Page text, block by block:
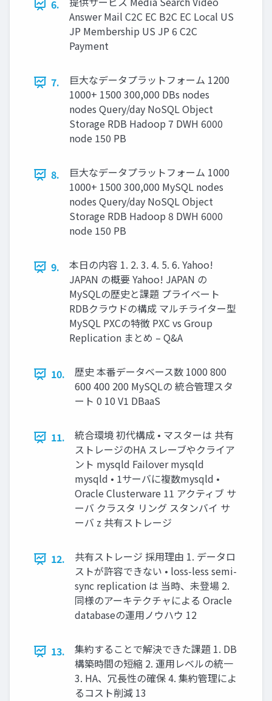
6.
Answer Mail C2C EC B2C EC Local US
JP Membership US JP 6 C2C
Payment
7.
巨大なデータプラットフォーム 1200
1000+ 1500 300,000 DBs nodes
nodes Query/day NoSQL Object
Storage RDB Hadoop 7 DWH 6000
node 150 PB
8.
巨大なデータプラットフォーム 1000
1000+ 1500 300,000 MySQL nodes
nodes Query/day NoSQL Object
Storage RDB Hadoop 8 DWH 6000
node 150 PB
9.
本日の内容 1. 2. 3. 4. 5. 6. Yahoo!
JAPAN の概要 Yahoo! JAPAN の
MySQLの歴史と課題 プライベート
RDBクラウドの構成 マルチライター型
MySQL PXCの特徴 PXC vs Group
Replication まとめ – Q&A
10.
歴史 本番データベース数 1000 800
600 400 200 MySQLの 統合管理スタ
ート 0 10 V1 DBaaS
11.
統合環境 初代構成 • マスターは 共有
ストレージのHA スレーブやクライア
ント mysqld Failover mysqld
mysqld • 1サーバに複数mysqld •
Oracle Clusterware 11 アクティブ サ
ーバ クラスタ リング スタンバイ サ
ーバ z 共有ストレージ
12.
共有ストレージ 採用理由 1. データロ
ストが許容できない • loss-less semi-
sync replication は 当時、未登場 2.
同様のアーキテクチャによる Oracle
databaseの運用ノウハウ 12
13.
集約することで解決できた課題 1. DB
構築時間の短縮 2. 運用レベルの統一
3. HA、冗長性の確保 4. 集約管理によ
るコスト削減 13